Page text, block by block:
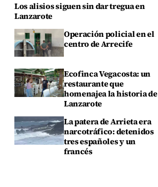
Los alisios siguen sin dar tregua en
Lanzarote
Operación policial en el
centro de Arrecife
Ecofinca Vegacosta: un
restaurante que
homenajea la historia de
Lanzarote
La patera de Arrieta era
narcotráfico: detenidos
tres españoles y un
francés